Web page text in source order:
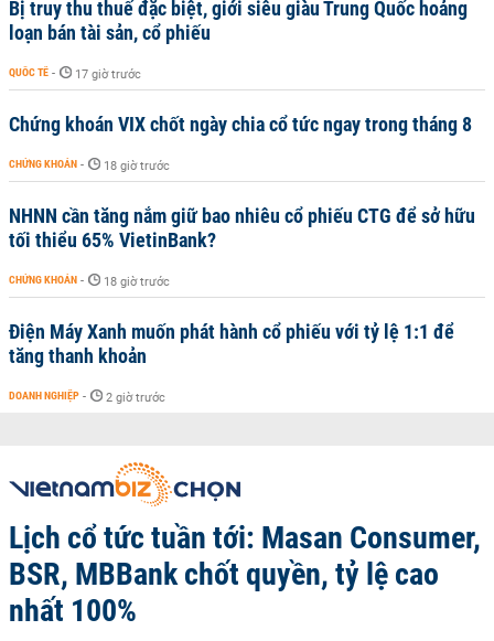
Bị truy thu thuế đặc biệt, giới siêu giàu Trung Quốc hoảng
loạn bán tài sản, cổ phiếu
QUỐC TẾ - 17 giờ trước
Chứng khoán VIX chốt ngày chia cổ tức ngay trong tháng 8
CHỨNG KHOÁN - 18 giờ trước
NHNN cần tăng nắm giữ bao nhiêu cổ phiếu CTG để sở hữu
tối thiểu 65% VietinBank?
CHỨNG KHOÁN - 18 giờ trước
Điện Máy Xanh muốn phát hành cổ phiếu với tỷ lệ 1:1 để
tăng thanh khoản
DOANH NGHIỆP - 2 giờ trước
Lịch cổ tức tuần tới: Masan Consumer,
BSR, MBBank chốt quyền, tỷ lệ cao
nhất 100%